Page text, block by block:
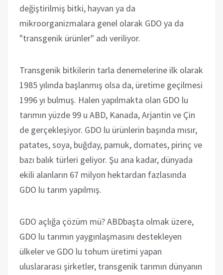
değiştirilmiş bitki, hayvan ya da
mikroorganizmalara genel olarak GDO ya da
"transgenik ürünler" adı veriliyor.
Transgenik bitkilerin tarla denemelerine ilk olarak
1985 yılında başlanmış olsa da, üretime geçilmesi
1996 yı bulmuş. Halen yapılmakta olan GDO lu
tarımın yüzde 99 u ABD, Kanada, Arjantin ve Çin
de gerçekleşiyor. GDO lu ürünlerin başında mısır,
patates, soya, buğday, pamuk, domates, pirinç ve
bazı balık türleri geliyor. Şu ana kadar, dünyada
ekili alanların 67 milyon hektardan fazlasında
GDO lu tarım yapılmış.
GDO açlığa çözüm mü? ABDbaşta olmak üzere,
GDO lu tarımın yaygınlaşmasını destekleyen
ülkeler ve GDO lu tohum üretimi yapan
uluslararası şirketler, transgenik tarımın dünyanın